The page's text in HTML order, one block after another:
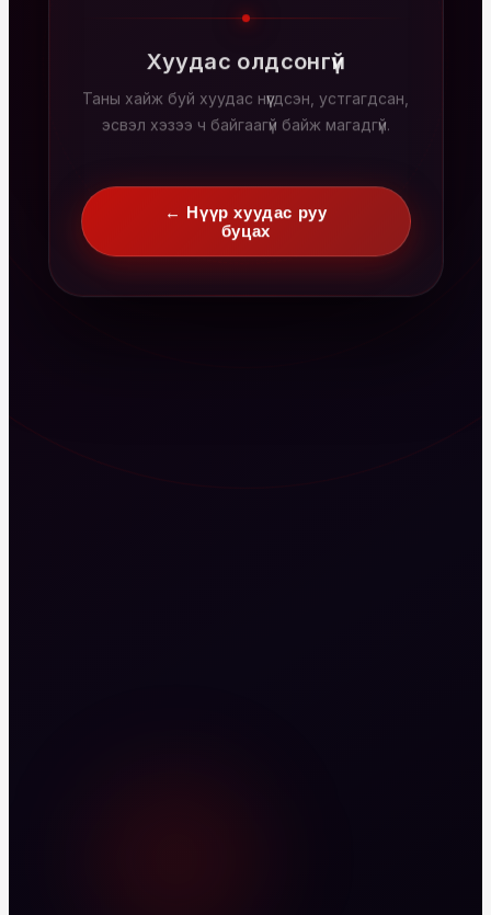
Хуудас олдсонгүй
Таны хайж буй хуудас нүүгдсэн, устгагдсан,
эсвэл хэзээ ч байгаагүй байж магадгүй.
← Нүүр хуудас руу
буцах